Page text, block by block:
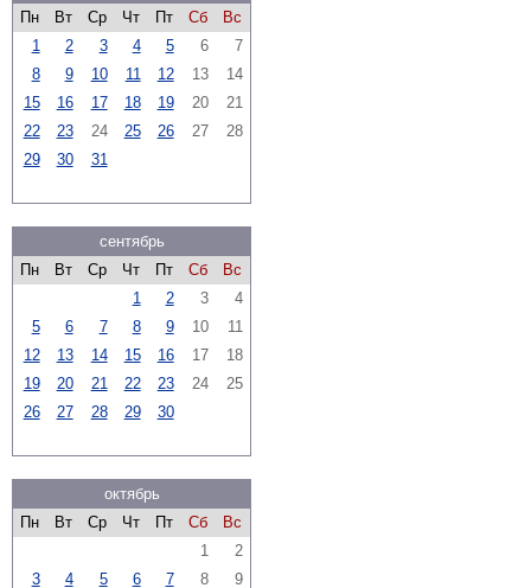
Пн
Вт Ср Чт Пт Сб
Вс
1
2 3 4 5 6
7
8
9 10 11 12 13
14
15
16 17 18 19 20
21
22
23 24 25 26 27
28
29
30 31
сентябрь
Пн
Вт Ср Чт Пт Сб
Вс
1
2 3
4
5
6 7 8 9 10
11
12
13 14 15 16 17
18
19
20 21 22 23 24
25
26
27 28 29 30
октябрь
Пн
Вт Ср Чт Пт Сб
Вс
1
2
3
4 5 6 7 8 9